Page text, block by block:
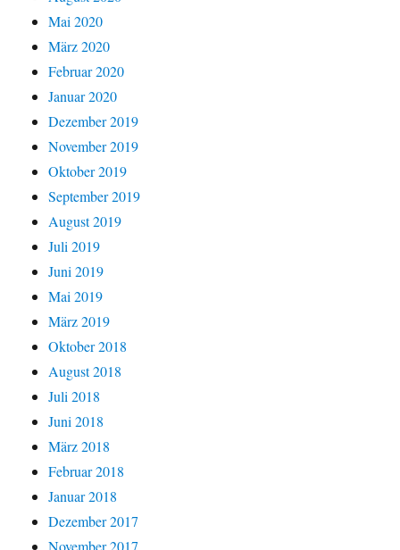
Mai 2020
März 2020
Februar 2020
Januar 2020
Dezember 2019
November 2019
Oktober 2019
September 2019
August 2019
Juli 2019
Juni 2019
Mai 2019
März 2019
Oktober 2018
August 2018
Juli 2018
Juni 2018
März 2018
Februar 2018
Januar 2018
Dezember 2017
November 2017